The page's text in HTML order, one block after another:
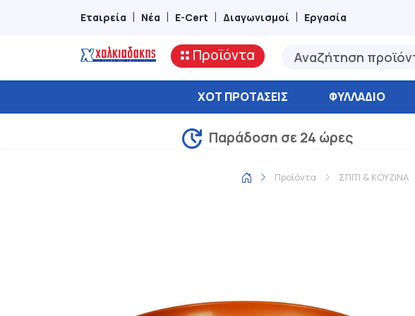
Εταιρεία Νέα E-Cert Διαγωνισμοί Εργασία
Προϊόντα
ΧΟΤ ΠΡΟΤΆΣΕΙΣ ΦΥΛΛΆΔΙΟ
Παράδοση σε 24 ώρες
Προϊόντα ΣΠΙΤΙ & ΚΟΥΖΙΝΑ